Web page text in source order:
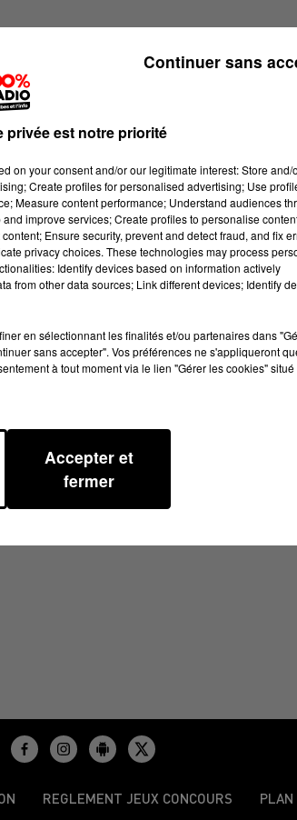
REGLEMENT JEUX CONCOURS PLAN
privée est notre priorité
on your consent and/or our legitimate interest: Store and/
Create profiles for personalised advertising; Use
Measure content performance; Understand audiences
improve services; Create profiles to personalise
Ensure security, prevent and detect fraud, and fix
privacy choices. These technologies may process
Identify devices based on information actively
from other data sources; Link different devices; Identify
en sélectionnant les finalités et/ou partenaires dans
sans accepter". Vos préférences ne s'appliqueront
à tout moment via le lien "Gérer les cookies" situé
Accepter et
fermer
Continuer sans